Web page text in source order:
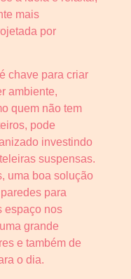
mais
por
chave para criar
ambiente,
quem não tem
pode
investindo
suspensas.
uma boa solução
para
espaço nos
grande
e também de
o dia.